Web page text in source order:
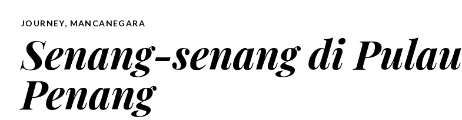
JOURNEY, MANCANEGARA
Senang-senang di Pulau
Penang